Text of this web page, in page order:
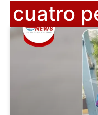
cuatro